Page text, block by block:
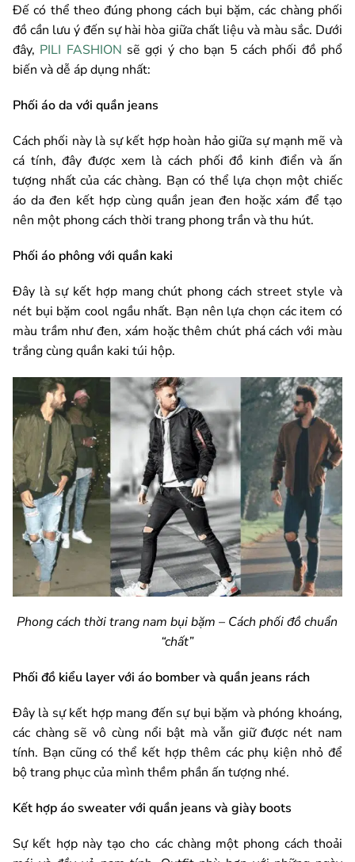
Đế có thể theo đúng phong cách bụi bặm, các chàng phối
đồ cần lưu ý đến sự hài hòa giữa chất liệu và màu sắc. Dưới
đây, PILI FASHION sẽ gợi ý cho bạn 5 cách phối đồ phổ
biến và dễ áp dụng nhất:
Phối áo da với quần jeans
Cách phối này là sự kết hợp hoàn hảo giữa sự mạnh mẽ và
cá tính, đây được xem là cách phối đồ kinh điển và ấn
tượng nhất của các chàng. Bạn có thể lựa chọn một chiếc
áo da đen kết hợp cùng quần jean đen hoặc xám để tạo
nên một phong cách thời trang phong trần và thu hút.
Phối áo phông với quần kaki
Đây là sự kết hợp mang chút phong cách street style và
nét bụi bặm cool ngầu nhất. Bạn nên lựa chọn các item có
màu trầm như đen, xám hoặc thêm chút phá cách với màu
trắng cùng quần kaki túi hộp.
Phong cách thời trang nam bụi bặm – Cách phối đồ chuẩn
“chất”
Phối đồ kiểu layer với áo bomber và quần jeans rách
Đây là sự kết hợp mang đến sự bụi bặm và phóng khoáng,
các chàng sẽ vô cùng nổi bật mà vẫn giữ được nét nam
tính. Bạn cũng có thể kết hợp thêm các phụ kiện nhỏ để
bộ trang phục của mình thềm phần ấn tượng nhé.
Kết hợp áo sweater với quần jeans và giày boots
Sự kết hợp này tạo cho các chàng một phong cách thoải